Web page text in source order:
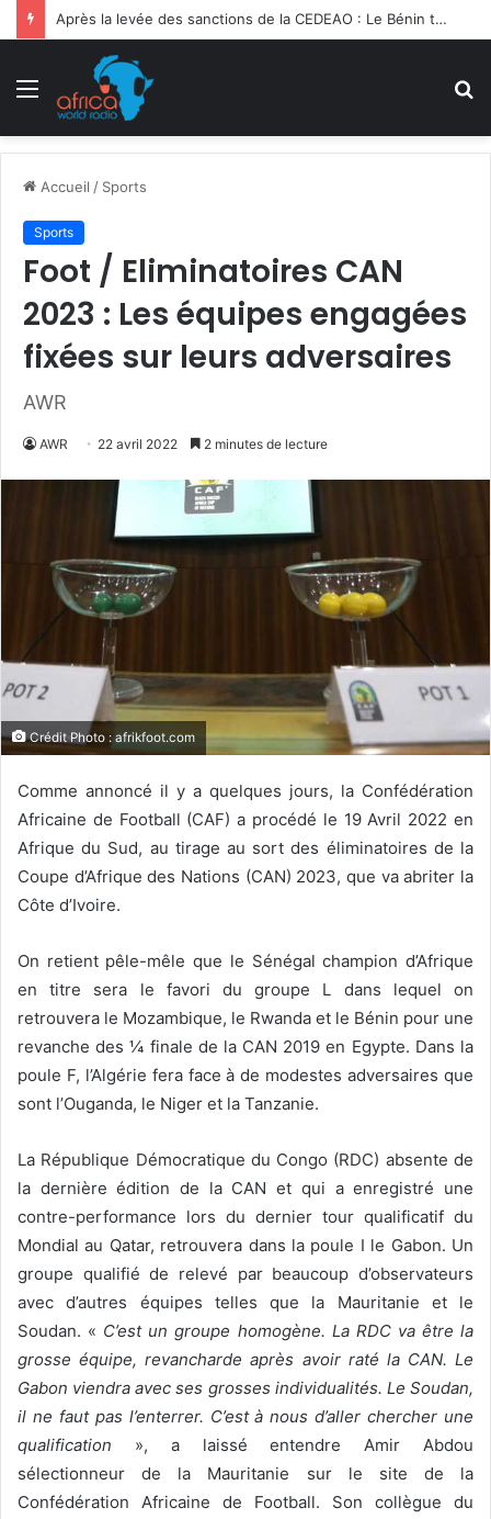
Après la levée des sanctions de la CEDEAO : Le Bénin tend la main au Niger
Menu
Accueil / Sports
Sports
Foot / Eliminatoires CAN
2023 : Les équipes engagées
fixées sur leurs adversaires
AWR
AWR 22 avril 2022 2 minutes de lecture
Crédit Photo : afrikfoot.com
Comme annoncé il y a quelques jours, la Confédération
Africaine de Football (CAF) a procédé le 19 Avril 2022 en
Afrique du Sud, au tirage au sort des éliminatoires de la
Coupe d’Afrique des Nations (CAN) 2023, que va abriter la
Côte d’Ivoire.
On retient pêle-mêle que le Sénégal champion d’Afrique
en titre sera le favori du groupe L dans lequel on
retrouvera le Mozambique, le Rwanda et le Bénin pour une
revanche des ¼ finale de la CAN 2019 en Egypte. Dans la
poule F, l’Algérie fera face à de modestes adversaires que
sont l’Ouganda, le Niger et la Tanzanie.
La République Démocratique du Congo (RDC) absente de
la dernière édition de la CAN et qui a enregistré une
contre-performance lors du dernier tour qualificatif du
Mondial au Qatar, retrouvera dans la poule I le Gabon. Un
groupe qualifié de relevé par beaucoup d’observateurs
avec d’autres équipes telles que la Mauritanie et le
Soudan. « C’est un groupe homogène. La RDC va être la
grosse équipe, revancharde après avoir raté la CAN. Le
Gabon viendra avec ses grosses individualités. Le Soudan,
il ne faut pas l’enterrer. C’est à nous d’aller chercher une
qualification », a laissé entendre Amir Abdou
sélectionneur de la Mauritanie sur le site de la
Confédération Africaine de Football. Son collègue du